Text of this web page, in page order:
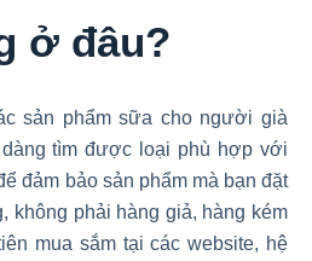
ở đâu?
sản phẩm sữa cho người già
tìm được loại phù hợp với
đảm bảo sản phẩm mà bạn đặt
không phải hàng giả, hàng kém
mua sắm tại các website, hệ